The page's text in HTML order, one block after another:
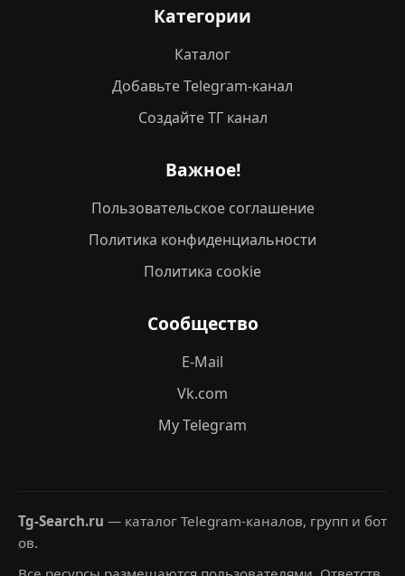
Категории
Каталог
Добавьте Telegram-канал
Создайте ТГ канал
Важное!
Пользовательское соглашение
Политика конфиденциальности
Политика cookie
Сообщество
E-Mail
Vk.com
My Telegram
Tg-Search.ru — каталог Telegram-каналов, групп и бот
ов.